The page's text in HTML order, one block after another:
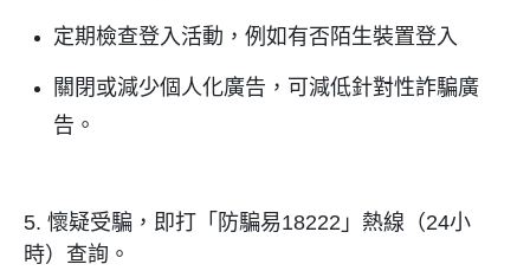
定期檢查登入活動，例如有否陌生裝置登入
關閉或減少個人化廣告，可減低針對性詐騙廣
告。
5. 懷疑受騙，即打「防騙易18222 」熱線（24小
時）查詢。